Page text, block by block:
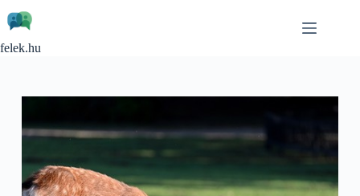
to
content
felek.hu